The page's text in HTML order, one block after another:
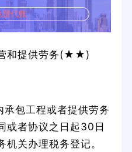
费代账
营和提供劳务(★★)
承包工程或者提供劳务
或者协议之日起30日
关办理税务登记。